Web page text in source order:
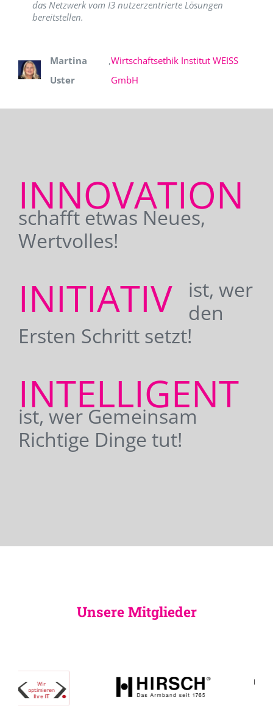
das Netzwerk vom I3 nutzerzentrierte Lösungen
bereitstellen.
Martina
Uster
,Wirtschaftsethik Institut WEISS
GmbH
INNOVATION
schafft etwas Neues,
Wertvolles!
INITIATIV
ist, wer
den
Ersten Schritt setzt!
INTELLIGENT
ist, wer Gemeinsam
Richtige Dinge tut!
Unsere Mitglieder